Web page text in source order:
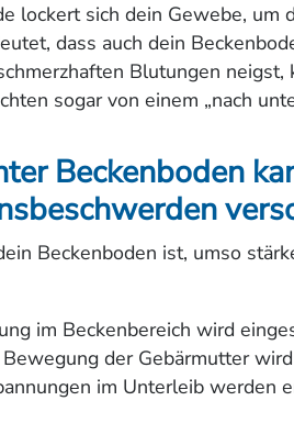
lockert sich dein Gewebe, um
dass auch dein
Blutungen
sogar von einem „nach
Beckenboden
Beckenboden ist, umso
im Beckenbereich wird
der Gebärmutter
im Unterleib werden